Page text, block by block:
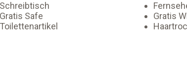
Schreibtisch
Gratis Safe
Gratis
Toilettenartikel